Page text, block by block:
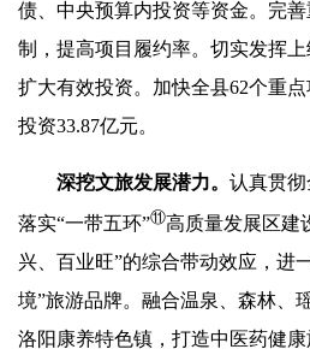
债、中央预算内投资等资金。完
制，提高项目履约率。切实发挥
扩大有效投资。加快全县62个重
投资33.87亿元。
深挖文旅发展潜力。 认真贯彻
落实“一带五环”⑪高质量发展区建
兴、百业旺”的综合带动效应，进
境”旅游品牌。融合温泉、森林、
洛阳康养特色镇，打造中医药健